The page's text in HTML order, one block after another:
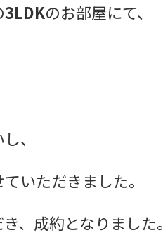
3LDKのお部屋にて、
、
いただきました。
、成約となりました。